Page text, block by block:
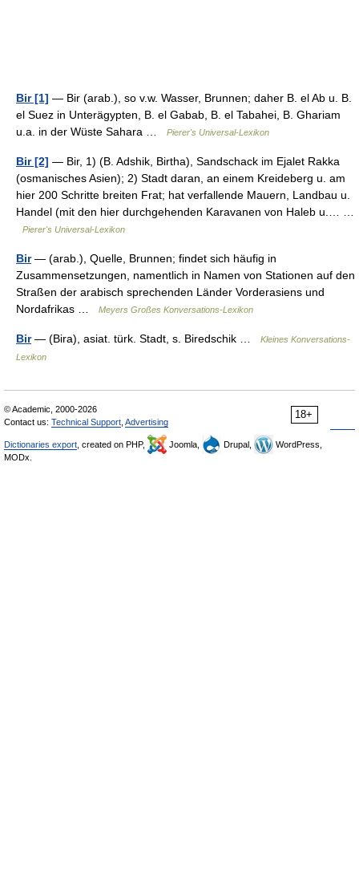
Bir [1] — Bir (arab.), so v.w. Wasser, Brunnen; daher B. el Ab u. B.
el Suez in Unterägypten, B. el Gabab, B. el Tabahei, B. Ghariam
u.a. in der Wüste Sahara …
Pierer's Universal-Lexikon
Bir [2] — Bir, 1) (B. Adshik, Birtha), Sandschack im Ejalet Rakka
(osmanisches Asien); 2) Stadt daran, an einem Kreideberg u. am
hier 200 Schritte breiten Frat; hat verfallende Mauern, Landbau u.
Handel (mit den hier durchgehenden Karavanen von Haleb u.… …
Pierer's Universal-Lexikon
Bir— (arab.), Quelle, Brunnen; findet sich häufig in
Zusammensetzungen, namentlich in Namen von Stationen auf den
Straßen der arabisch sprechenden Länder Vorderasiens und
Nordafrikas …
Meyers Großes Konversations-Lexikon
Bir— (Bira), asiat. türk. Stadt, s. Biredschik …
Kleines Konversations-
Lexikon
18+
© Academic, 2000-2026
Contact us: Technical Support Advertising
Dictionaries export , created on PHP, Joomla, Drupal,
WordPress,
MODx.